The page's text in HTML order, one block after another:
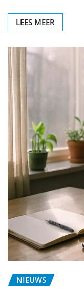
LEES MEER
NIEUWS